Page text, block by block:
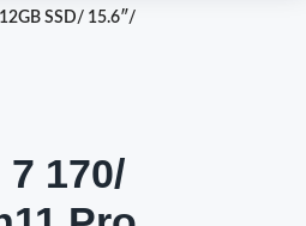
SSD/ 15.6″/
170/